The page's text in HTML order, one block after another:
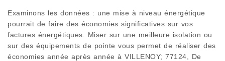
Examinons les données : une mise à niveau énergétique
pourrait de faire des économies significatives sur vos
factures énergétiques. Miser sur une meilleure isolation ou
sur des équipements de pointe vous permet de réaliser des
économies année après année à VILLENOY; 77124, De